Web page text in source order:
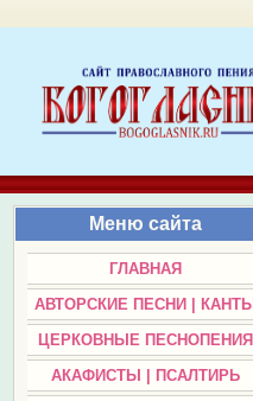
Меню сайта
ГЛАВНАЯ
АВТОРСКИЕ ПЕСНИ | КАНТЫ
ЦЕРКОВНЫЕ ПЕСНОПЕНИЯ
АКАФИСТЫ | ПСАЛТИРЬ